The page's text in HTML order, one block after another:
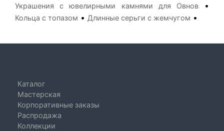
Украшения с ювелирными камнями для Овнов•
Кольца с топазом • Длинные серьги с жемчугом •
Каталог
Мастерская
Корпоративные заказы
Распродажа
Коллекции